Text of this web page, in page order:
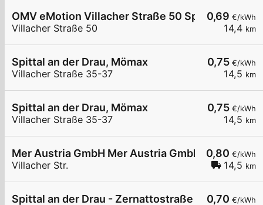
0,69 €/kWh
14,4 km
OMV eMotion Villacher Straße 50 Spittal an der
Villacher Straße 50
0,75 €/kWh
14,5 km
Spittal an der Drau, Mömax
Villacher Straße 35-37
0,75 €/kWh
14,5 km
Spittal an der Drau, Mömax
Villacher Straße 35-37
0,80 €/kWh
14,5 km
Mer Austria GmbH Mer Austria GmbH - Spittal
Villacher Str.
0,70 €/kWh
Spittal an der Drau - Zernattostraße